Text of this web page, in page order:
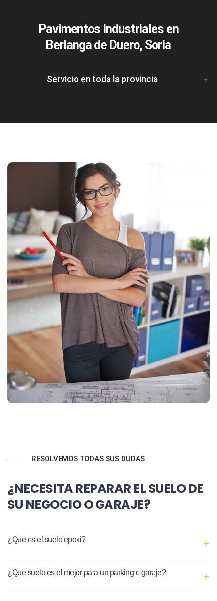
Pavimentos industriales en
Berlanga de Duero, Soria
Servicio en toda la provincia
RESOLVEMOS TODAS SUS DUDAS
¿NECESITA REPARAR EL SUELO DE
SU NEGOCIO O GARAJE?
¿Que es el suelo epoxi?
¿Que suelo es el mejor para un parking o garaje?